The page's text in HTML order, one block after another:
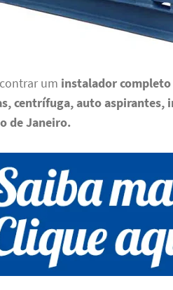
um instalador completo
centrífuga, auto aspirantes,
de Janeiro.